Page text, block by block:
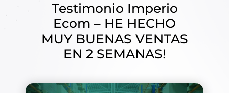
Testimonio Imperio
Ecom – HE HECHO
MUY BUENAS VENTAS
EN 2 SEMANAS!